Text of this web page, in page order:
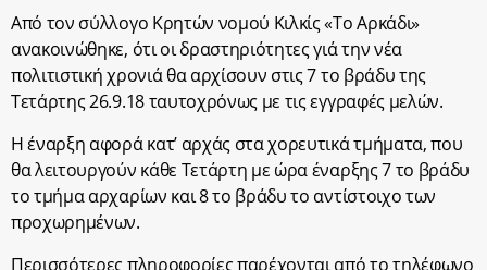
Από τον σύλλογο Κρητών νομού Κιλκίς «Το Αρκάδι»
ανακοινώθηκε, ότι οι δραστηριότητες γιά την νέα
πολιτιστική χρονιά θα αρχίσουν στις 7 το βράδυ της
Τετάρτης 26.9.18 ταυτοχρόνως με τις εγγραφές μελών.
Η έναρξη αφορά κατ’ αρχάς στα χορευτικά τμήματα, που
θα λειτουργούν κάθε Τετάρτη με ώρα έναρξης 7 το βράδυ
το τμήμα αρχαρίων και 8 το βράδυ το αντίστοιχο των
προχωρημένων.
Περισσότερες πληροφορίες παρέχονται από το τηλέφωνο